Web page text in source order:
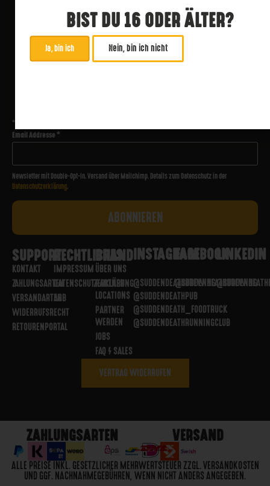
*
Email Addresse*
Newsletter mit Double-Opt-In. Versand über Mailchimp. Details zum Datenschutz in der
Datenschutzerklärung.
SUPPORT
KONTAKT
ZAHLUNGSARTEN
VERSANDARTEN
WIDERRUFSRECHT
RETOURENPORTAL
RECHTLICHES
IMPRESSUM
DATENSCHUTZERKLÄRUNG
AGB
BRAND
ÜBER UNS
PARTNER
LOCATIONS
PARTNER
WERDEN
JOBS
FAQ / SALES
INSTAGRAM
@SUDDENDEATHBREWING
@SUDDENDEATHPUB
@SUDDENDEATH_FOODTRUCK
@SUDDENDEATHRUNNINGCLUB
FACEBOOK
@SUDDENDEATHBREWING
LINKEDIN
VERTRAG WIDERRUFEN
ZAHLUNGSARTEN VERSAND
ALLE PREISE INKL. GESETZLICHER MEHRWERTSTEUER ZZGL. VERSANDKOSTEN
UND GGF. NACHNAHMEGEBÜHREN, WENN NICHT ANDERS ANGEGEBEN.
BIST DU 16 ODER ÄLTER?
Ja, bin ich Nein, bin ich nicht